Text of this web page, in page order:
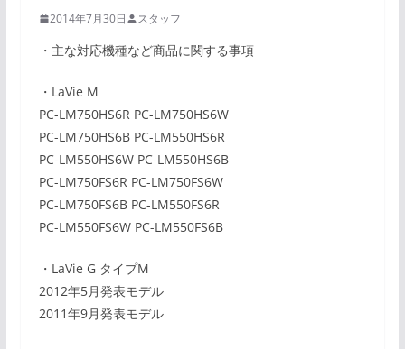
2014年7月30日 スタッフ
・主な対応機種など商品に関する事項
・LaVie M
PC-LM750HS6R PC-LM750HS6W
PC-LM750HS6B PC-LM550HS6R
PC-LM550HS6W PC-LM550HS6B
PC-LM750FS6R PC-LM750FS6W
PC-LM750FS6B PC-LM550FS6R
PC-LM550FS6W PC-LM550FS6B
・LaVie G タイプM
2012年5月発表モデル
2011年9月発表モデル